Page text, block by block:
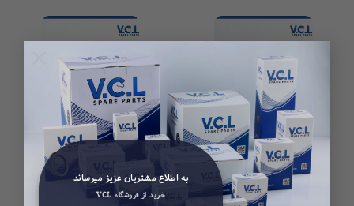
به اطلاع مشتریان عزیز میرساند
خرید از فروشگاه VCL
×
موتور پمپ شیشه شوی
موتور پمپ شیشه شوی بی
سیم پژو ۴۰۵
موتور پمپ شیشه شوی
موتور پمپ شیشه شوی پژو
۲۰۶ HB